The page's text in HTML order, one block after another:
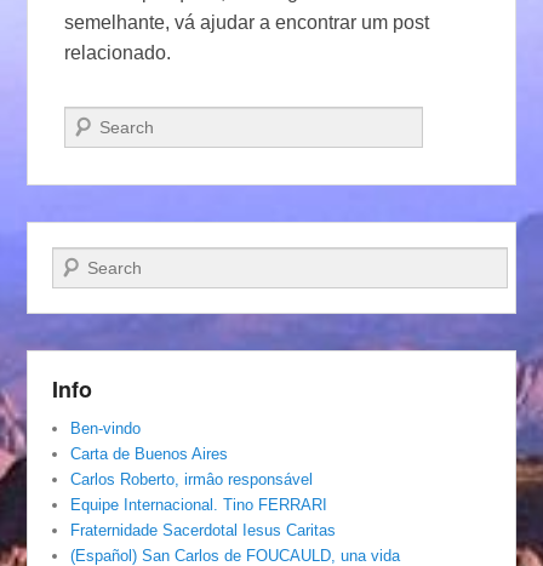
semelhante, vá ajudar a encontrar um post
relacionado.
Pesquisar…
Pesquisar…
Info
Ben-vindo
Carta de Buenos Aires
Carlos Roberto, irmâo responsável
Equipe Internacional. Tino FERRARI
Fraternidade Sacerdotal Iesus Caritas
(Español) San Carlos de FOUCAULD, una vida